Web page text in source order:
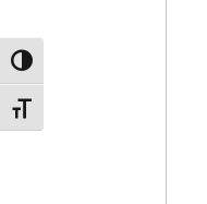
Umschalten auf hohe
Schrift vergrößern